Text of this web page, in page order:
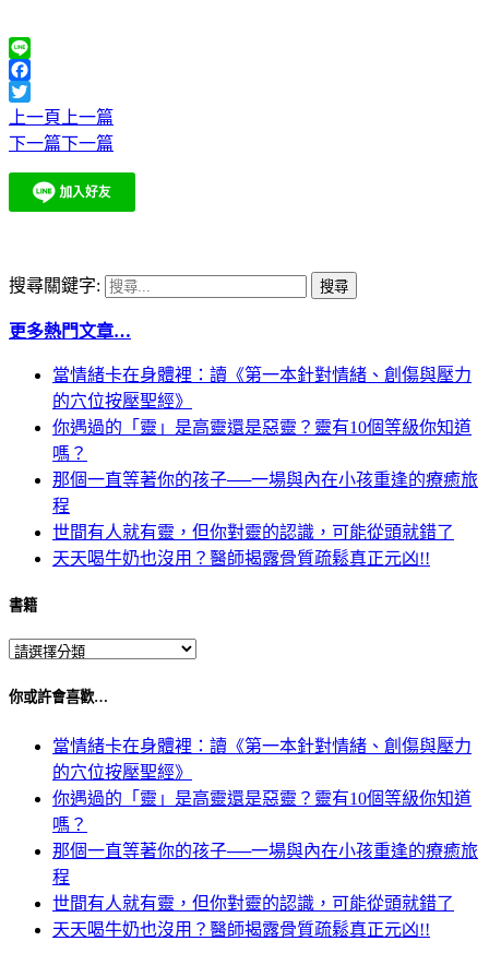
Line
Facebook
Twitter
上一頁 上一篇
下一篇下一篇
搜尋關鍵字:
更多熱門文章…
當情緒卡在身體裡：讀《第一本針對情緒、創傷與壓力
的穴位按壓聖經》
你遇過的「靈」是高靈還是惡靈？靈有10個等級你知道
嗎？
那個一直等著你的孩子──一場與內在小孩重逢的療癒旅
程
世間有人就有靈，但你對靈的認識，可能從頭就錯了
天天喝牛奶也沒用？醫師揭露骨質疏鬆真正元凶!!
書籍
你或許會喜歡…
當情緒卡在身體裡：讀《第一本針對情緒、創傷與壓力
的穴位按壓聖經》
你遇過的「靈」是高靈還是惡靈？靈有10個等級你知道
嗎？
那個一直等著你的孩子──一場與內在小孩重逢的療癒旅
程
世間有人就有靈，但你對靈的認識，可能從頭就錯了
天天喝牛奶也沒用？醫師揭露骨質疏鬆真正元凶!!